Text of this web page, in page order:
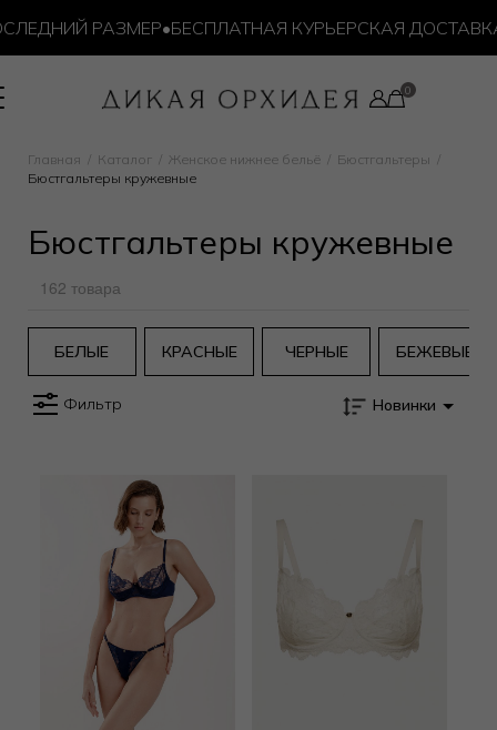
РАЗМЕР•БЕСПЛАТНАЯ КУРЬЕРСКАЯ ДОСТАВКА
Главная Каталог Женское нижнее бельё
Бюстгальтеры
Бюстгальтеры кружевные
Бюстгальтеры кружевные
162 товара
БЕЛЫЕ КРАСНЫЕ ЧЕРНЫЕ БЕЖЕВЫЕ
Фильтр Новинки